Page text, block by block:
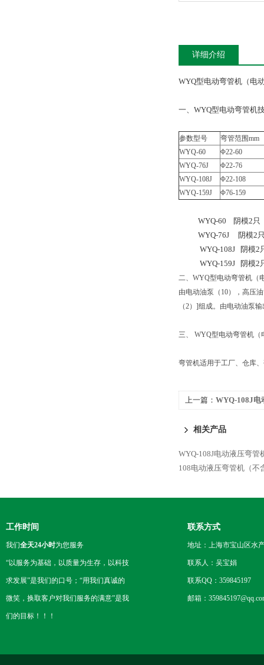
详细介绍
WYQ型电动弯管机（电
一、WYQ型电动弯管机
参数型号
弯管范围mm
WYQ-60
Φ22-60
WYQ-76J
Φ22-76
WYQ-108J
Φ22-108
WYQ-159J
Φ76-159
WYQ-60 阴模2只 销
WYQ-76J 阴模2只
WYQ-108J 阴模2只
WYQ-159J 阴模2只
二、WYQ型电动弯管机（
由电动油泵（10），高压
（2）]组成。由电动油泵
三、 WYQ型电动弯管机
弯管机适用于工厂、仓库
上一篇： WYQ-108J电
相关产品
WYQ-108J电动液压弯管
108电动液压弯管机（不
工作时间
我们全天24小时为您服务
“以服务为基础，以质量为生存，以科技
求发展”是我们的口号；“用我们真诚的
微笑，换取客户对我们服务的满意”是我
们的目标！！！
联系方式
地址：上海市宝山区水
联系人：吴宝娟
联系QQ：359845197
邮箱：